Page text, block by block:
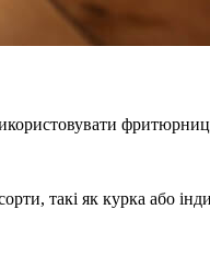
такі як курка або